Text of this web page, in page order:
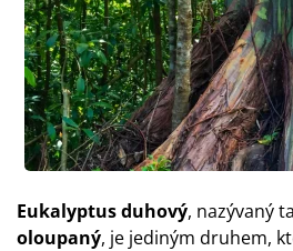
Eukalyptus duhový, nazývaný
oloupaný, je jediným druhem,